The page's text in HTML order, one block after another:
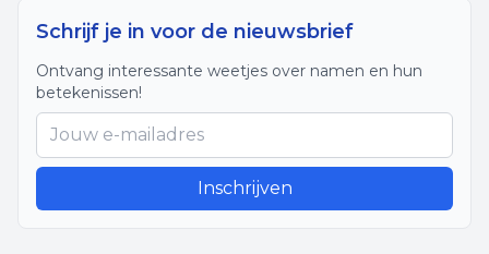
Schrijf je in voor de nieuwsbrief
Ontvang interessante weetjes over namen en hun
betekenissen!
Inschrijven